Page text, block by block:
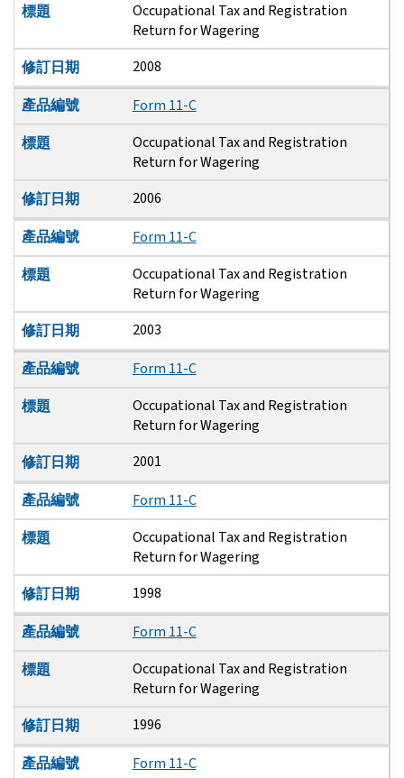
標題
Occupational Tax and Registration
Return for Wagering
修訂日期
2008
產品編號
Form 11-C
標題
Occupational Tax and Registration
Return for Wagering
修訂日期
2006
產品編號
Form 11-C
標題
Occupational Tax and Registration
Return for Wagering
修訂日期
2003
產品編號
Form 11-C
標題
Occupational Tax and Registration
Return for Wagering
修訂日期
2001
產品編號
Form 11-C
標題
Occupational Tax and Registration
Return for Wagering
修訂日期
1998
產品編號
Form 11-C
標題
Occupational Tax and Registration
Return for Wagering
修訂日期
1996
產品編號
Form 11-C